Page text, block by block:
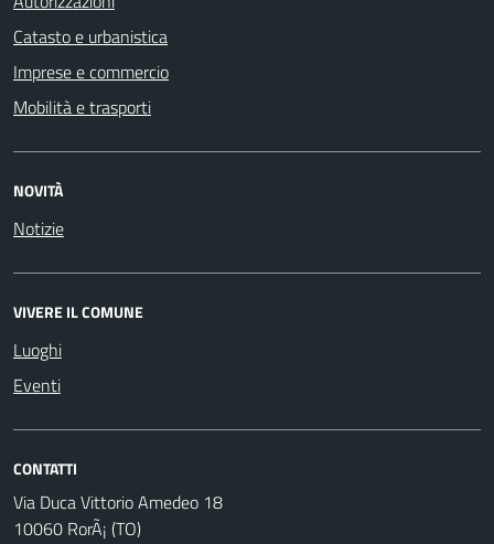
Catasto e urbanistica
Imprese e commercio
Mobilità e trasporti
NOVITÀ
Notizie
VIVERE IL COMUNE
Luoghi
Eventi
CONTATTI
Via Duca Vittorio Amedeo 18
10060 RorÃ¡ (TO)